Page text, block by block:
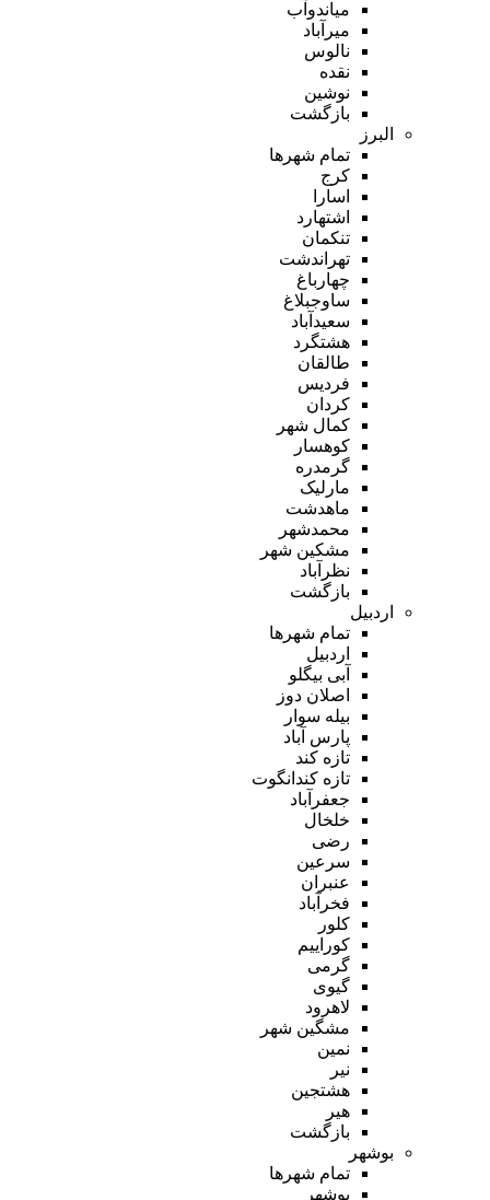
میاندوآب
میرآباد
نالوس
نقده
نوشین
بازگشت
البرز
تمام شهر‌ها
کرج
اسارا
اشتهارد
تنکمان
تهراندشت
چهارباغ
ساوجبلاغ
سعیدآباد
هشتگرد
طالقان
فردیس
کردان
کمال شهر
کوهسار
گرمدره
مارلیک
ماهدشت
محمدشهر
مشکین شهر
نظرآباد
بازگشت
اردبیل
تمام شهر‌ها
اردبیل
آبی بیگلو
اصلان دوز
بیله سوار
پارس آباد
تازه کند
تازه کندانگوت
جعفرآباد
خلخال
رضی
سرعین
عنبران
فخرآباد
کلور
کوراییم
گرمی
گیوی
لاهرود
مشگین شهر
نمین
نیر
هشتجین
هیر
بازگشت
بوشهر
تمام شهر‌ها
بوشهر